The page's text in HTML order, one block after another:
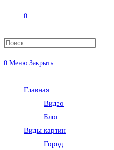
0
Переключить
0 Меню Закрыть
Главная
Видео
Блог
Виды картин
Город